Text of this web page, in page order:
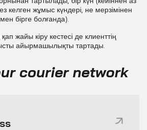
келген жұмыс күндері, не мерзімінен
бірге болғанда).
жайы кіру кестесі де клиенттің
айырмашылықты тартады.
courier network